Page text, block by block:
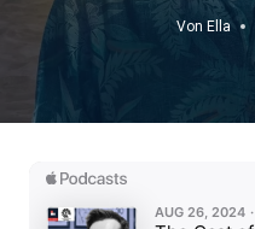
Von Ella